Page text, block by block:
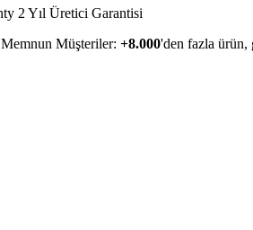
2 Yıl Üretici Garantisi
Memnun Müşteriler: +8.000'den fazla ürün,